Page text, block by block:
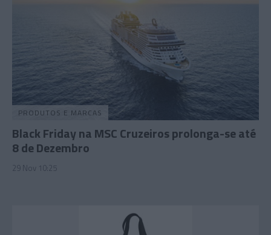
PRODUTOS E MARCAS
Black Friday na MSC Cruzeiros prolonga-se até
8 de Dezembro
29 Nov 10:25